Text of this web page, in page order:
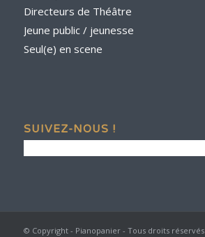
Directeurs de Théâtre
Jeune public / jeunesse
Seul(e) en scene
SUIVEZ-NOUS !
© Copyright - Pianopanier - Tous droits réservés